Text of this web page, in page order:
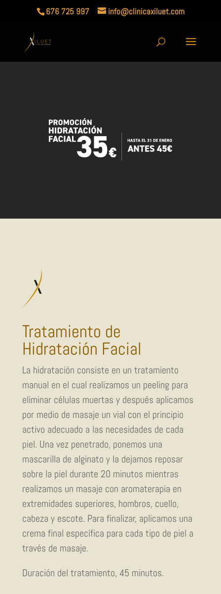
676 725 997 info@clinicaxiluet.com
Tratamiento de
Hidratación Facial
La hidratación consiste en un tratamiento
manual en el cual realizamos un peeling para
eliminar células muertas y después aplicamos
por medio de masaje un vial con el principio
activo adecuado a las necesidades de cada
piel. Una vez penetrado, ponemos una
mascarilla de alginato y la dejamos reposar
sobre la piel durante 20 minutos mientras
realizamos un masaje con aromaterapia en
extremidades superiores, hombros, cuello,
cabeza y escote. Para finalizar, aplicamos una
crema final específica para cada tipo de piel a
través de masaje.
Duración del tratamiento, 45 minutos.